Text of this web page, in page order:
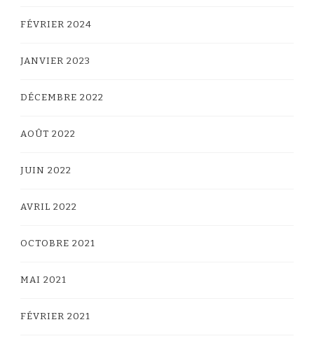
FÉVRIER 2024
JANVIER 2023
DÉCEMBRE 2022
AOÛT 2022
JUIN 2022
AVRIL 2022
OCTOBRE 2021
MAI 2021
FÉVRIER 2021